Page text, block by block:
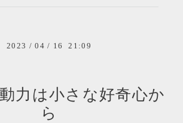
2023 /04 / 16 21:09
力は小さな好奇心か
ら